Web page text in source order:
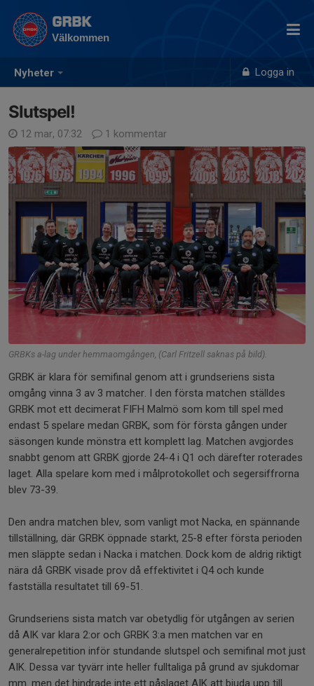
Nyheter Logga in
GRBK
Välkommen
Slutspel!
12 mar, 07:32 1 kommentar
GRBKs a-lag under hemmaomgången, (Carl Fritzell saknas på bild).
GRBK är klara för semifinal genom att i grundseriens sista
omgång vinna 3 av 3 matcher. I den första matchen ställdes
GRBK mot ett decimerat FIFH Malmö som kom till spel med
endast 5 spelare medan GRBK, som för första gången under
säsongen kunde mönstra ett komplett lag. Matchen avgjordes
snabbt genom att GRBK gjorde 24-4 i Q1 och därefter roterades
laget. Alla spelare kom med i målprotokollet och segersiffrorna
blev 73-39.
Den andra matchen blev, som vanligt mot Nacka, en spännande
tillställning, där GRBK öppnade starkt, 25-8 efter första perioden
men släppte sedan i Nacka i matchen. Dock kom de aldrig riktigt
nära då GRBK visade prov då effektivitet i Q4 och kunde
fastställa resultatet till 69-51.
Grundseriens sista match var obetydlig för utgången av serien
då AIK var klara 2:or och GRBK 3:a men matchen var en
generalrepetition inför stundande slutspel och semifinal mot just
AIK. Dessa var tyvärr inte heller fulltaliga på grund av sjukdomar
mm. men det hindrade inte ett påslaget AIK att bjuda upp till